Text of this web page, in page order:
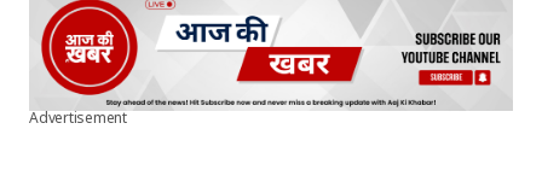
Advertisement